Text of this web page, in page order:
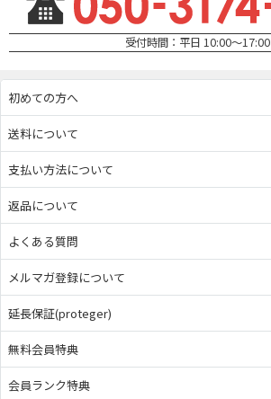
受付時間：平日 10:00～17:00
初めての方へ
送料について
支払い方法について
返品について
よくある質問
メルマガ登録について
延長保証(proteger)
無料会員特典
会員ランク特典